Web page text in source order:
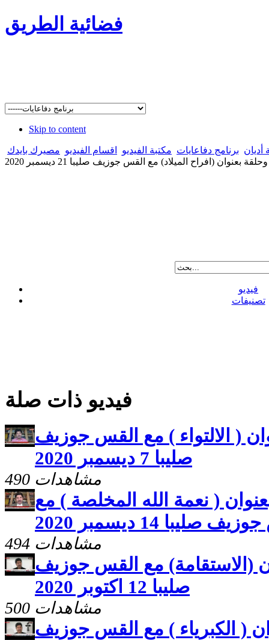
فضائية الطريق
Skip to content
أديان برنامج دفاعايات مكتبة الفيديو اقسام الفيديو مصيرك بايدك
بعنوان (افراح الميلاد) مع القس جوزيف صليبا 21 ديسمبر 2020
فيديو
تصنيفات
فيديو ذات صلة
( الالتواء ) مع القس جوزيف
صليبا 7 ديسمبر 2020
490 مشاهدات
( نعمة الله المخلصة ) مع
صليبا 14 ديسمبر 2020
494 مشاهدات
(الاستقامة) مع القس جوزيف
صليبا 12 اكتوبر 2020
500 مشاهدات
( الكبرياء ) مع القس جوزيف